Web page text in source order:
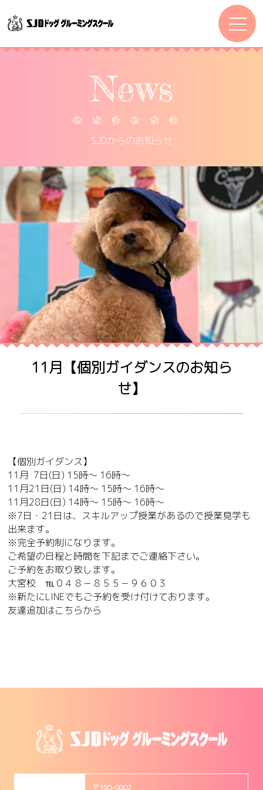
News
SJDからのお知らせ
11月【個別ガイダンスのお知ら
せ】
【個別ガイダンス】
11月 7日(日) 15時～ 16時～
11月21日(日) 14時～ 15時～ 16時～
11月28日(日) 14時～ 15時～ 16時～
※7日・21日は、スキルアップ授業があるので授業見学も
出来ます。
※完全予約制になります。
ご希望の日程と時間を下記までご連絡下さい。
ご予約をお取り致します。
大宮校 ℡０４８－８５５－９６０３
※新たにLINEでもご予約を受け付けております。
友達追加はこちらから
〒150-0002